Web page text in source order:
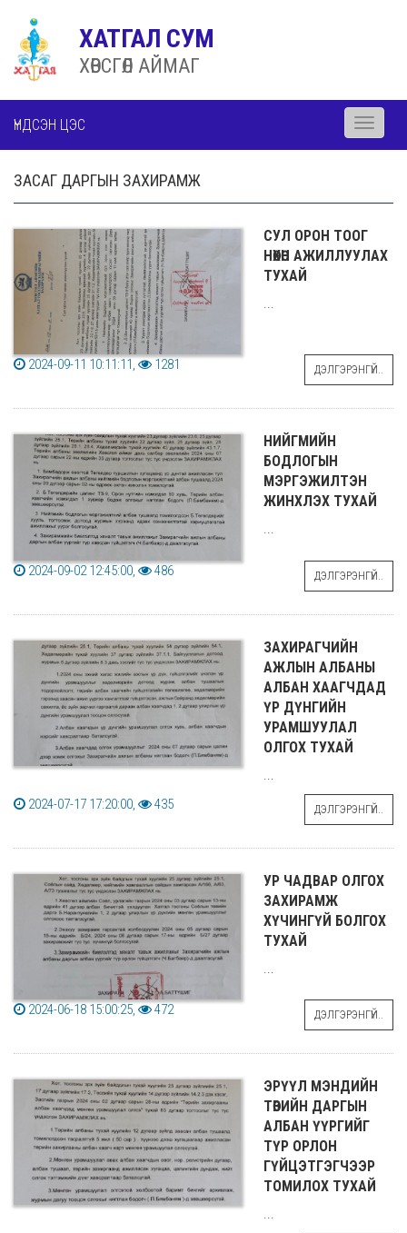
ХАТГАЛ СУМ
ХӨВСГӨЛ АЙМАГ
ҮНДСЭН ЦЭС
Toggle
ЗАСАГ ДАРГЫН ЗАХИРАМЖ
СУЛ ОРОН ТООГ
НӨХӨН АЖИЛЛУУЛАХ
ТУХАЙ
...
2024-09-11 10:11:11, 1281 ДЭЛГЭРЭНГҮЙ..
НИЙГМИЙН
БОДЛОГЫН
МЭРГЭЖИЛТЭН
ЖИНХЛЭХ ТУХАЙ
...
2024-09-02 12:45:00, 486 ДЭЛГЭРЭНГҮЙ..
ЗАХИРАГЧИЙН
АЖЛЫН АЛБАНЫ
АЛБАН ХААГЧДАД
ҮР ДҮНГИЙН
УРАМШУУЛАЛ
ОЛГОХ ТУХАЙ
2024-07-17 17:20:00,
435 ДЭЛГЭРЭНГҮЙ..
УР ЧАДВАР ОЛГОХ
ЗАХИРАМЖ
ХҮЧИНГҮЙ БОЛГОХ
ТУХАЙ
2024-06-18 15:00:25, 472 ДЭЛГЭРЭНГҮЙ..
ЭРҮҮЛ МЭНДИЙН
ТӨВИЙН ДАРГЫН
АЛБАН ҮҮРГИЙГ
ТҮР ОРЛОН
ГҮЙЦЭТГЭГЧЭЭР
ТОМИЛОХ ТУХАЙ
...